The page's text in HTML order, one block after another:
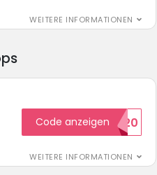
WEITERE INFORMATIONEN
WEITERE INFORMATIONEN
Code anzeigen
WELCOME20